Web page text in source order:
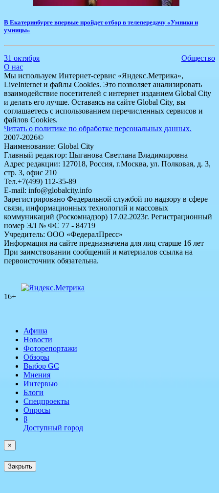
В Екатеринбурге впервые пройдет отбор в телепередачу «Умники и
умницы»
31 октября
Общество
О нас
Мы используем Интернет-сервис «Яндекс.Метрика»,
LiveInternet и файлы Cookies. Это позволяет анализировать
взаимодействие посетителей с интернет изданием Global City
и делать его лучше. Оставаясь на сайте Global City, вы
соглашаетесь с использованием перечисленных сервисов и
файлов Cookies.
Читать о политике по обработке персональных данных.
2007-2026©
Наименование: Global City
Главный редактор: Цыганова Светлана Владимировна
Адрес редакции: 127018, Россия, г.Москва, ул. Полковая, д. 3,
стр. 3, офис 210
Тел.+7(499) 112-35-89
E-mail: info@globalcity.info
Зарегистрировано Федеральной службой по надзору в сфере
связи, информационных технологий и массовых
коммуникаций (Роскомнадзор) 17.02.2023г. Регистрационный
номер ЭЛ № ФС 77 - 84719
Учредитель: ООО «ФедералПресс»
Информация на сайте предназначена для лиц старше 16 лет
При заимствовании сообщений и материалов ссылка на
первоисточник обязательна.
16+
Афиша
Новости
Фоторепортажи
Обзоры
Выбор GC
Мнения
Интервью
Блоги
Спецпроекты
Опросы
β
Доступный город
×
Закрыть